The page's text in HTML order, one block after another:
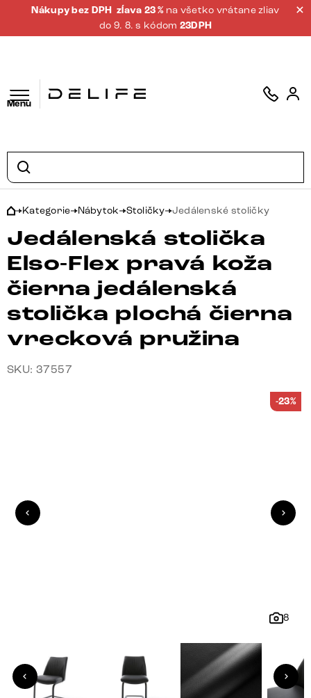
Nákupy bez DPH zĺava 23 % na všetko vrátane zliav
do 9. 8. s kódom 23DPH
Menu
Kategorie Nábytok Stoličky Jedálenské stoličky
Jedálenská stolička
Elso-Flex pravá koža
čierna jedálenská
stolička plochá čierna
vrecková pružina
SKU: 37557
8
-23%